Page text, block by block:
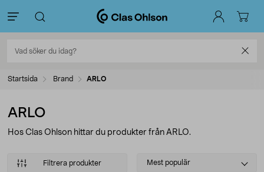
Startsida Brand ARLO
ARLO
Hos Clas Ohlson hittar du produkter från ARLO.
Filtrera produkter
Select
Mest populär